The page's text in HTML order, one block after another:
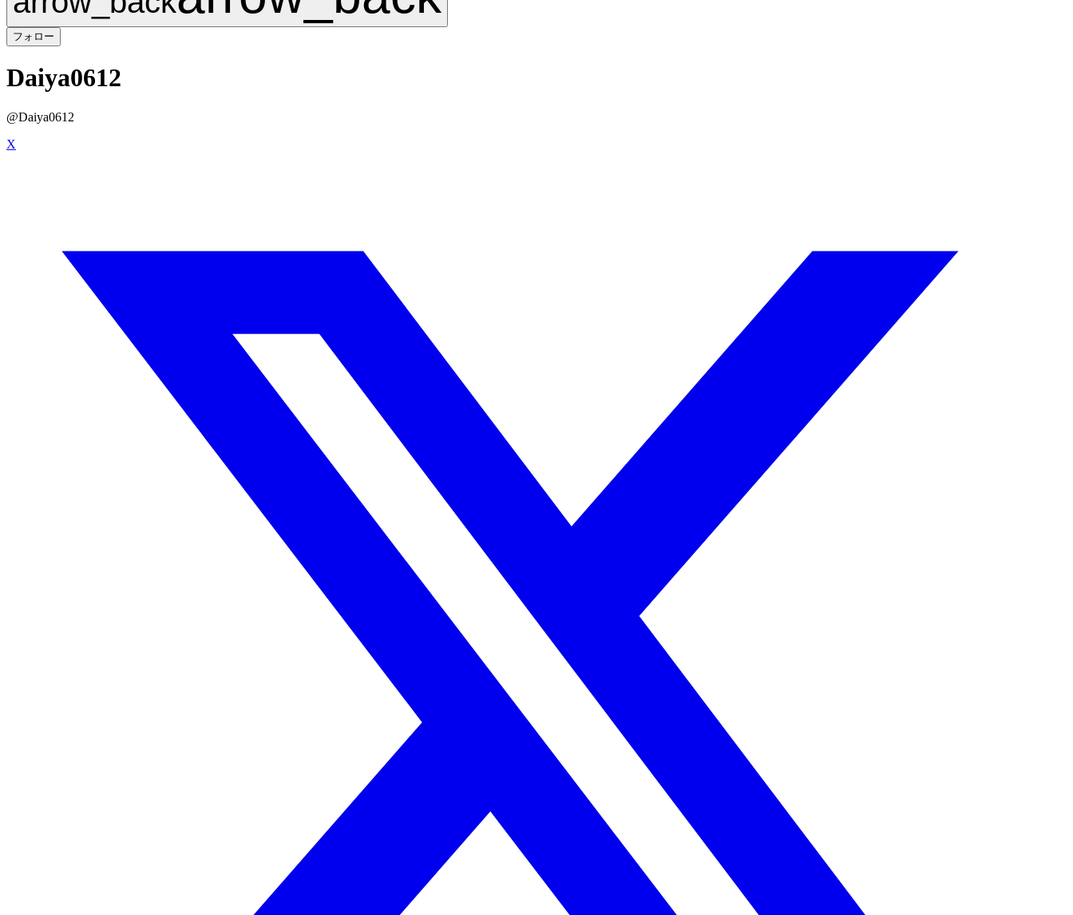
フォロー
Daiya0612
@Daiya0612
X